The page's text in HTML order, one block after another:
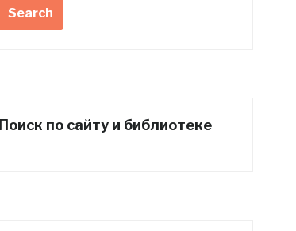
Поиск по сайту и библиотеке